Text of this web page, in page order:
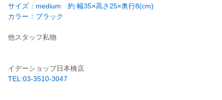
サイズ：medium 約 幅35×高さ25×奥行8(cm)
カラー：ブラック
他スタッフ私物
イデーショップ日本橋店
TEL:03-3510-3047